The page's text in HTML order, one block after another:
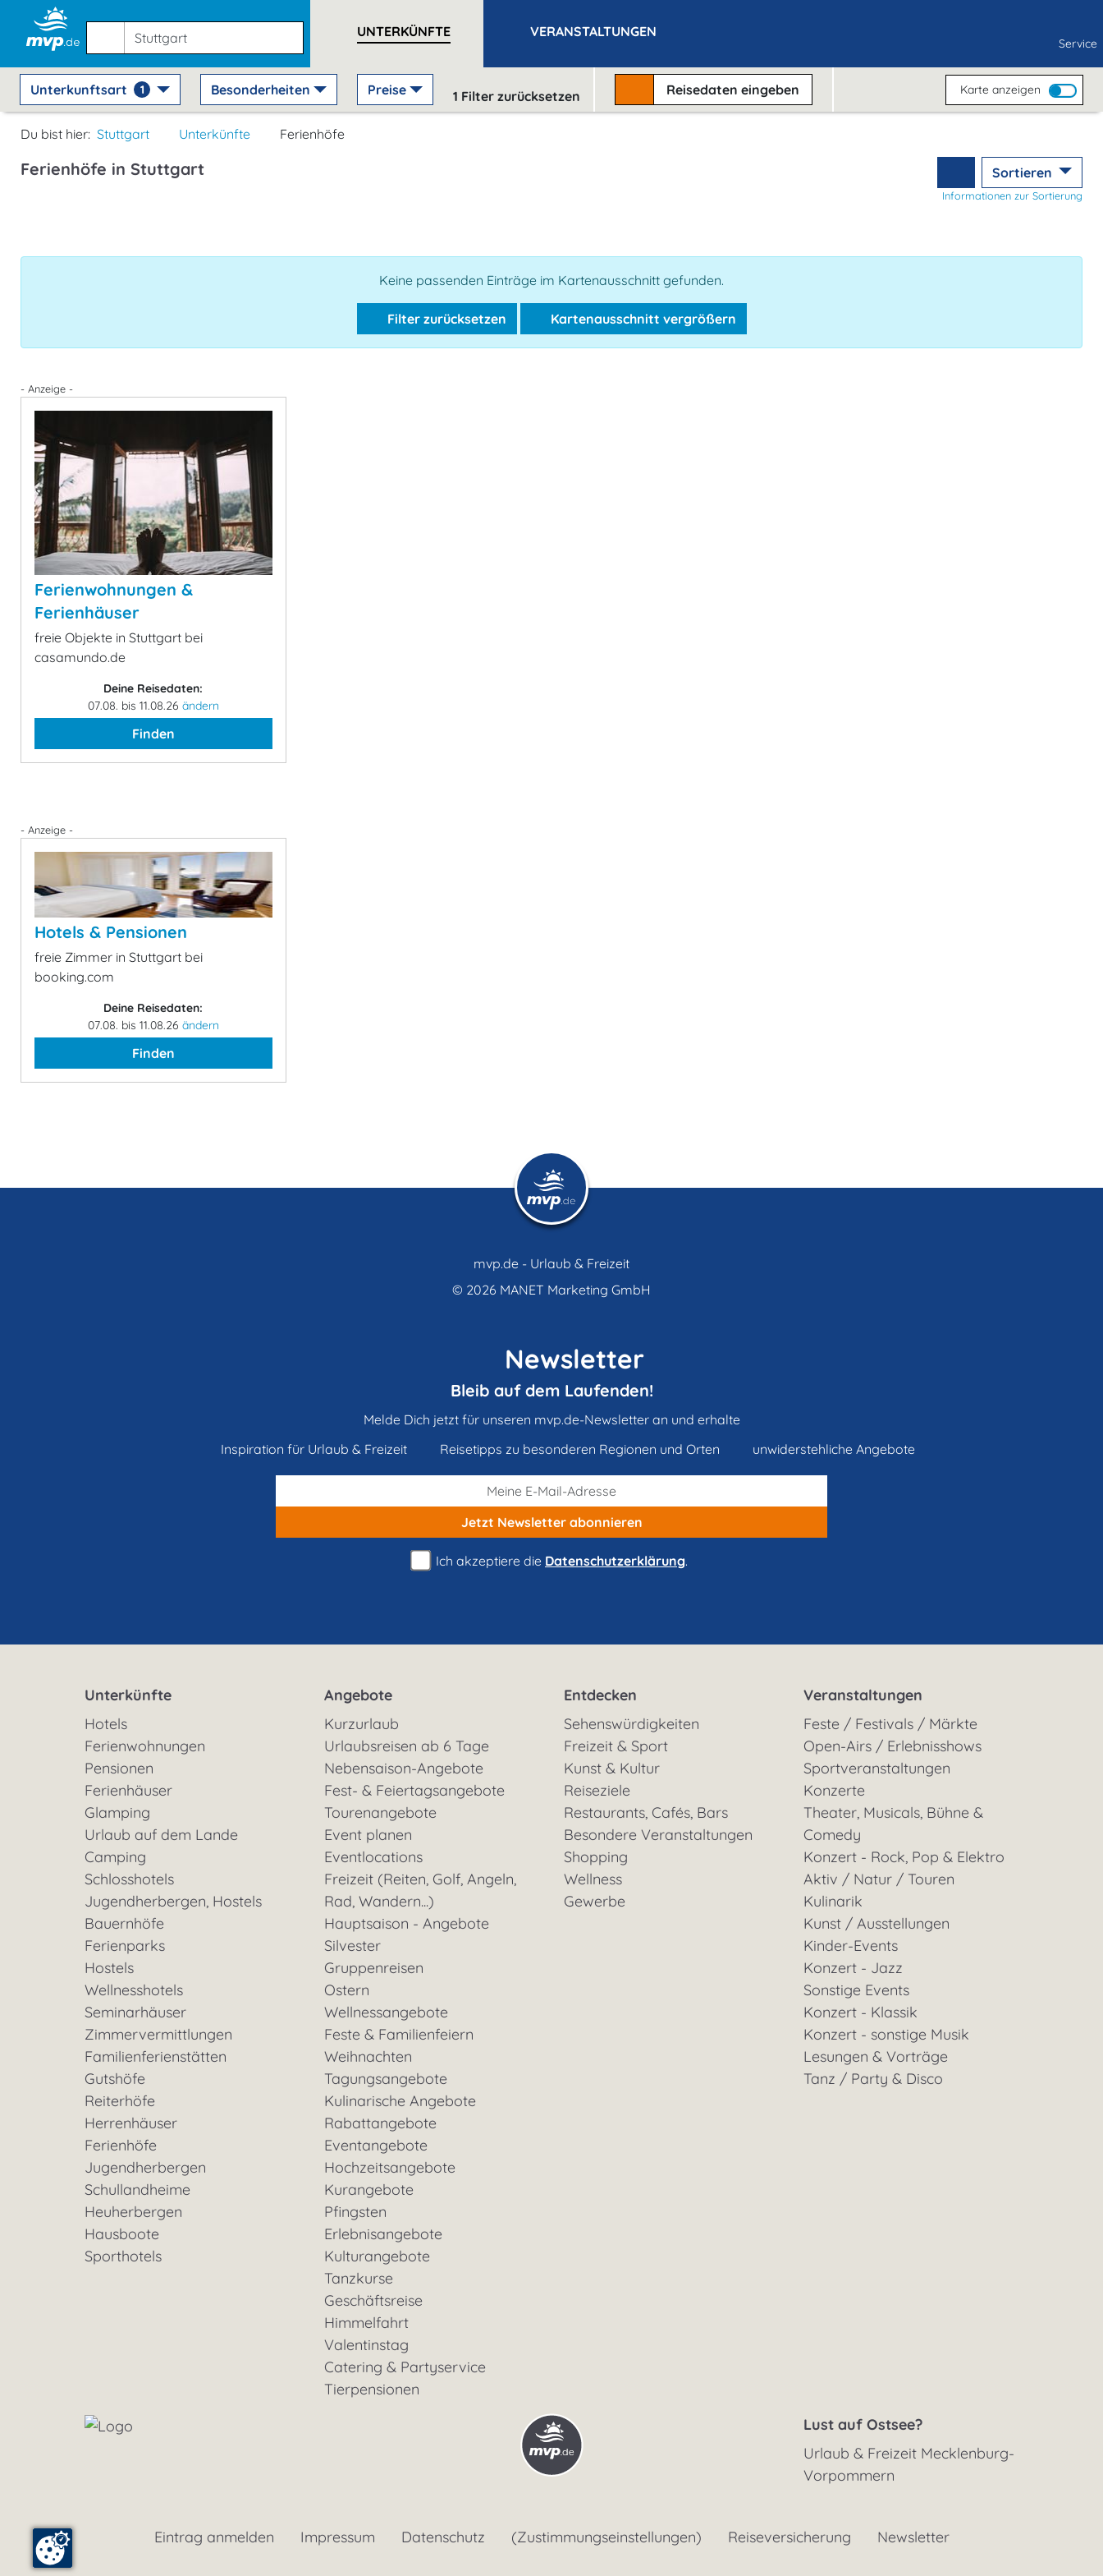
UNTERKÜNFTE VERANSTALTUNGEN
Service
Unterkunftsart 1 Besonderheiten Preise 1 Filter zurücksetzen Reisedateneingeben Karte anzeigen
Du bist hier: Stuttgart Unterkünfte Ferienhöfe
Ferienhöfe in Stuttgart Sortieren
Informationen zur Sortierung
Keine passenden Einträge im Kartenausschnitt gefunden.
Filter zurücksetzen Kartenausschnitt vergrößern
- Anzeige -
Ferienwohnungen &
Ferienhäuser
freie Objekte in Stuttgart bei
casamundo.de
Deine Reisedaten:
07.08. bis 11.08.26 ändern
Finden
- Anzeige -
Hotels & Pensionen
freie Zimmer in Stuttgart bei
booking.com
Deine Reisedaten:
07.08. bis 11.08.26 ändern
Finden
mvp.de - Urlaub & Freizeit
© 2026 MANET Marketing GmbH
Newsletter
Bleib auf dem Laufenden!
Melde Dich jetzt für unseren mvp.de-Newsletter an und erhalte
Inspiration für Urlaub & Freizeit
Reisetipps zu besonderen Regionen und Orten unwiderstehliche Angebote
Jetzt Newsletterabonnieren
Ich akzeptiere die Datenschutzerklärung.
Unterkünfte
Hotels
Ferienwohnungen
Pensionen
Ferienhäuser
Glamping
Urlaub auf dem Lande
Camping
Schlosshotels
Jugendherbergen, Hostels
Bauernhöfe
Ferienparks
Hostels
Wellnesshotels
Seminarhäuser
Zimmervermittlungen
Familienferienstätten
Gutshöfe
Reiterhöfe
Herrenhäuser
Ferienhöfe
Jugendherbergen
Schullandheime
Heuherbergen
Hausboote
Sporthotels
Angebote
Kurzurlaub
Urlaubsreisen ab 6 Tage
Nebensaison-Angebote
Fest- & Feiertagsangebote
Tourenangebote
Event planen
Eventlocations
Freizeit (Reiten, Golf, Angeln,
Rad, Wandern...)
Hauptsaison - Angebote
Silvester
Gruppenreisen
Ostern
Wellnessangebote
Feste & Familienfeiern
Weihnachten
Tagungsangebote
Kulinarische Angebote
Rabattangebote
Eventangebote
Hochzeitsangebote
Kurangebote
Pfingsten
Erlebnisangebote
Kulturangebote
Tanzkurse
Geschäftsreise
Himmelfahrt
Valentinstag
Catering & Partyservice
Tierpensionen
Entdecken
Sehenswürdigkeiten
Freizeit & Sport
Kunst & Kultur
Reiseziele
Restaurants, Cafés, Bars
Besondere Veranstaltungen
Shopping
Wellness
Gewerbe
Veranstaltungen
Feste / Festivals / Märkte
Open-Airs / Erlebnisshows
Sportveranstaltungen
Konzerte
Theater, Musicals, Bühne &
Comedy
Konzert - Rock, Pop & Elektro
Aktiv / Natur / Touren
Kulinarik
Kunst / Ausstellungen
Kinder-Events
Konzert - Jazz
Sonstige Events
Konzert - Klassik
Konzert - sonstige Musik
Lesungen & Vorträge
Tanz / Party & Disco
Lust auf Ostsee?
Urlaub & Freizeit Mecklenburg-
Vorpommern
Eintrag anmelden Impressum Datenschutz (Zustimmungseinstellungen) Reiseversicherung Newsletter